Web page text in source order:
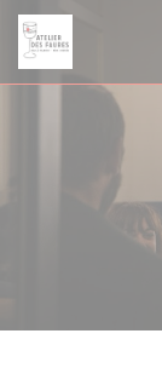
Personalización de